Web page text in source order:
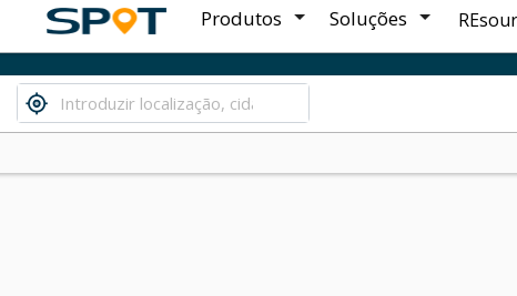
Produtos Soluções